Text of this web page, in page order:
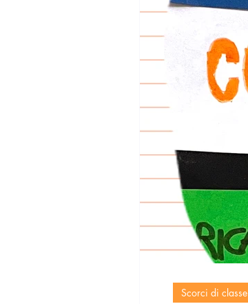
Scorci di classe